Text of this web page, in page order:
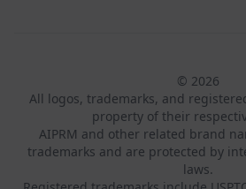
© 2026
All logos, trademarks, and
property of their
AIPRM and other related brand
trademarks and are protected by
laws.